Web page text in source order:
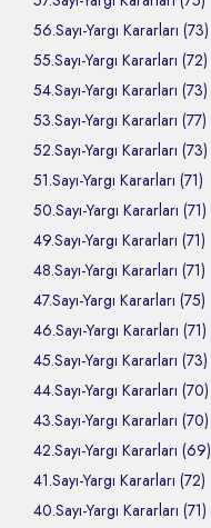
56.Sayı-Yargı Kararları (73)
55.Sayı-Yargı Kararları (72)
54.Sayı-Yargı Kararları (73)
53.Sayı-Yargı Kararları (77)
52.Sayı-Yargı Kararları (73)
51.Sayı-Yargı Kararları (71)
50.Sayı-Yargı Kararları (71)
49.Sayı-Yargı Kararları (71)
48.Sayı-Yargı Kararları (71)
47.Sayı-Yargı Kararları (75)
46.Sayı-Yargı Kararları (71)
45.Sayı-Yargı Kararları (73)
44.Sayı-Yargı Kararları (70)
43.Sayı-Yargı Kararları (70)
42.Sayı-Yargı Kararları (69)
41.Sayı-Yargı Kararları (72)
40.Sayı-Yargı Kararları (71)